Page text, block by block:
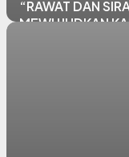
“RAWAT DAN
MEWUJUDKAN